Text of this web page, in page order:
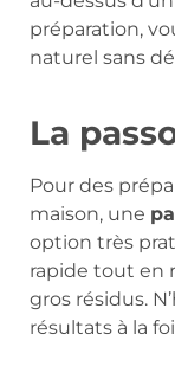
préparation,
naturel sans
La
Pour des
maison, une
option très
rapide tout en
gros résidus.
résultats à la